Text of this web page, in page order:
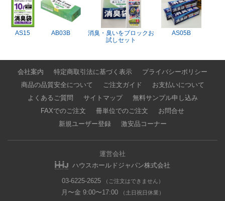
AS15 AB03B
消臭・臭いをブロックお
試しセット
AS05B
会社案内 特定商取引法に基づく表示
プライバシーポリシー
商品の品質安全について
ご注文ガイド
お支払いについて
よくあるご質問
サイトマップ
無料サンプル申し込み
FAXでのご注文
冊単位でのご注文
お問合せ
新規ユーザー登録
激安品コーナー
運営会社
ハウスホールドジャパン株式会社
03-6225-2625 （ご注文はできません）
月〜金 9:00〜17:00 （土日祝日休業）